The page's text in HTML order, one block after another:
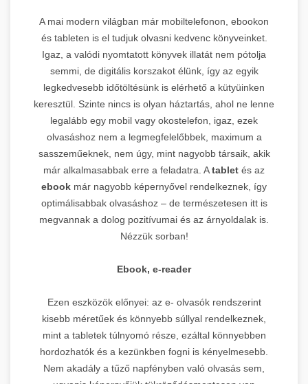
A mai modern világban már mobiltelefonon, ebookon
és tableten is el tudjuk olvasni kedvenc könyveinket.
Igaz, a valódi nyomtatott könyvek illatát nem pótolja
semmi, de digitális korszakot élünk, így az egyik
legkedvesebb időtöltésünk is elérhető a kütyüinken
keresztül. Szinte nincs is olyan háztartás, ahol ne lenne
legalább egy mobil vagy okostelefon, igaz, ezek
olvasáshoz nem a legmegfelelőbbek, maximum a
sasszeműeknek, nem úgy, mint nagyobb társaik, akik
már alkalmasabbak erre a feladatra. Atablet és az
ebook már nagyobb képernyővel rendelkeznek, így
optimálisabbak olvasáshoz – de természetesen itt is
megvannak a dolog pozitívumai és az árnyoldalak is.
Nézzük sorban!
Ebook, e-reader
Ezen eszközök előnyei: az e- olvasók rendszerint
kisebb méretűek és könnyebb súllyal rendelkeznek,
mint a tabletek túlnyomó része, ezáltal könnyebben
hordozhatók és a kezünkben fogni is kényelmesebb.
Nem akadály a tűző napfényben való olvasás sem,